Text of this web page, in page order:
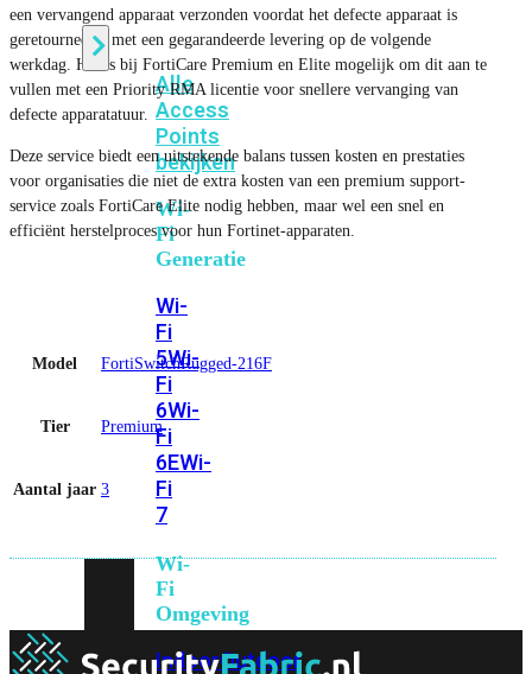
WiFi
Alle
Access
Points
bekijken
Wi-
Fi
Generatie
Wi-
Fi
5Wi-
Fi
6Wi-
Fi
6EWi-
Fi
7
Wi-
Fi
Omgeving
IndoorOutdoor
een vervangend apparaat verzonden voordat het defecte apparaat is
geretourneerd, met een gegarandeerde levering op de volgende
werkdag. Het is bij FortiCare Premium en Elite mogelijk om dit aan te
vullen met een Priority RMA licentie voor snellere vervanging van
defecte apparatatuur.
Deze service biedt een uitstekende balans tussen kosten en prestaties
voor organisaties die niet de extra kosten van een premium support-
service zoals FortiCare Elite nodig hebben, maar wel een snel en
efficiënt herstelproces voor hun Fortinet-apparaten.
Model FortiSwitchRugged-216F
Tier Premium
Aantal jaar 3